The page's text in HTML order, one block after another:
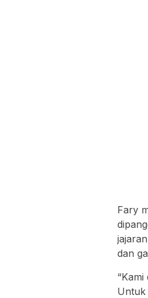
Fary
dan
Untuk